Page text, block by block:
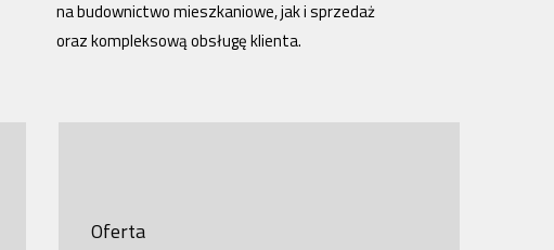
na budownictwo mieszkaniowe, jak i sprzedaż
oraz kompleksową obsługę klienta.
Oferta